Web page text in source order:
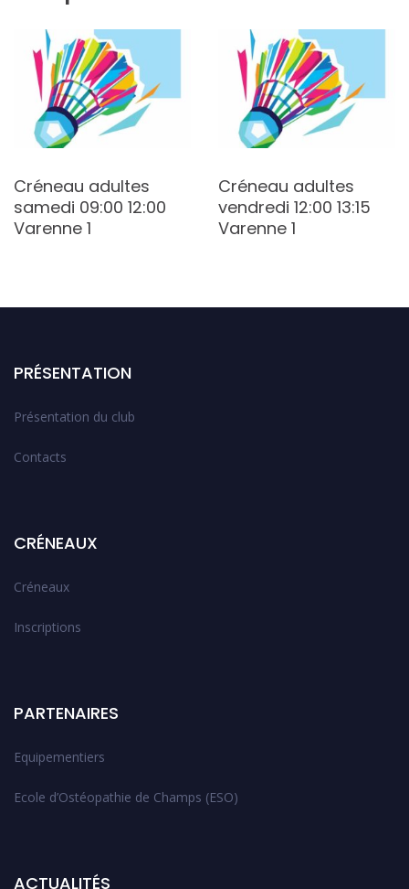
Créneau adultes
samedi 09:00 12:00
Varenne 1
Créneau adultes
vendredi 12:00 13:15
Varenne 1
PRÉSENTATION
Présentation du club
Contacts
CRÉNEAUX
Créneaux
Inscriptions
PARTENAIRES
Equipementiers
Ecole d’Ostéopathie de Champs (ESO)
ACTUALITÉS